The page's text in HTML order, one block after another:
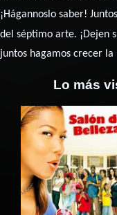
¡Hágannoslo saber!
del séptimo arte. ¡Dejen
juntos hagamos crecer la
Lo más